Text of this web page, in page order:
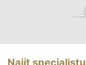
Najít specialistu